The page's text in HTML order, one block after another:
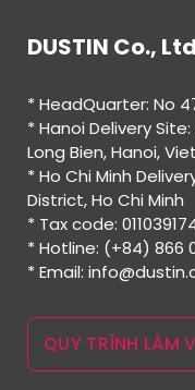
DUSTIN Co., Ltd
* HeadQuarter: No
* Hanoi Delivery
Long Bien, Hanoi,
* Ho Chi Minh
District, Ho Chi Minh
* Tax code:
* Hotline: (+84) 866
* Email:
QUY TRÌNH LÀM